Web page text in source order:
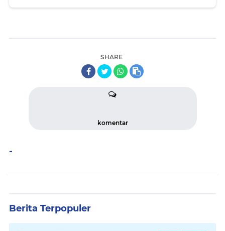
SHARE
komentar
-
Berita Terpopuler